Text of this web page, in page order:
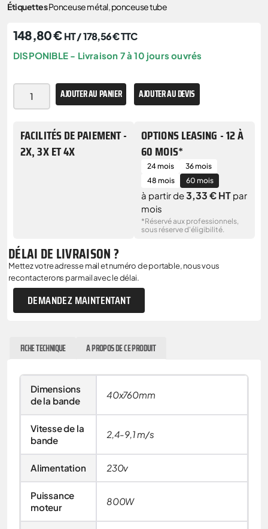
ÉtiquettesPonceuse métal,ponceuse tube
148,80€ HT /178,56€TTC
DISPONIBLE - Livraison 7 à 10 jours ouvrés
AJOUTER AU PANIER AJOUTER AU DEVIS
FACILITÉS DE PAIEMENT -
2X, 3X ET 4X
OPTIONS LEASING - 12 À
60 MOIS*
24 mois
36 mois
48 mois
60 mois
à partir de3,33 € HT par
mois
*Réservé aux professionnels,
sous réserve d'éligibilité.
DÉLAI DE LIVRAISON ?
Mettez votre adresse mail et numéro de portable, nous vous
recontacterons par mail avec le délai.
DEMANDEZ MAINTENTANT
FICHE TECHNIQUE A PROPOS DE CE PRODUIT
Dimensions
de la bande
40x760mm
Vitesse de la
bande
2,4-9,1 m/s
Alimentation 230v
Puissance
moteur
800W